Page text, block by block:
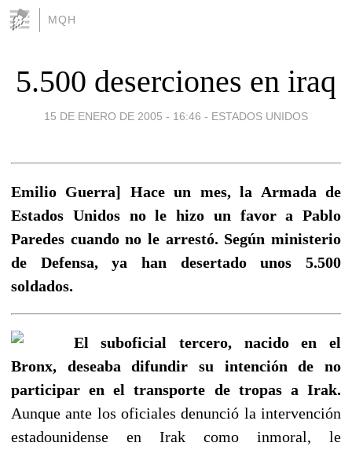
MQH
5.500 deserciones en iraq
15 DE ENERO DE 2005 - 16:46 - ESTADOS UNIDOS
Emilio Guerra] Hace un mes, la Armada de
Estados Unidos no le hizo un favor a Pablo
Paredes cuando no le arrestó. Según ministerio
de Defensa, ya han desertado unos 5.500
soldados.
El suboficial tercero, nacido en el
Bronx, deseaba difundir su intención de no
participar en el transporte de tropas a Irak.
Aunque ante los oficiales denunció la intervención
estadounidense en Irak como inmoral, le